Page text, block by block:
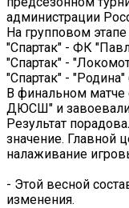
администрации
На групповом
"Спартак" - ФК
"Спартак" -
"Спартак" -
В финальном матче
ДЮСШ" и завоевали
Результат
значение. Главной
налаживание
- Этой весной
изменения.